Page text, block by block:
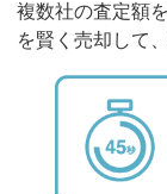
複数社の査定額
を賢く売却して